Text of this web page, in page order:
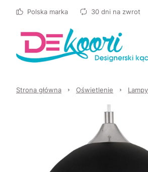
Polska marka 30 dni na zwrot
Strona główna Oświetlenie